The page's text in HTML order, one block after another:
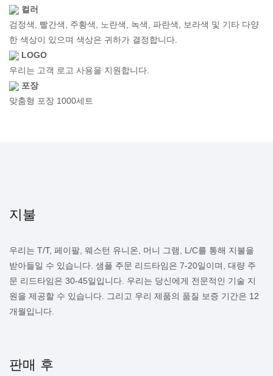
컬러
검정색, 빨간색, 주황색, 노란색, 녹색, 파란색, 보라색 및 기타 다양
한 색상이 있으며 색상은 귀하가 결정합니다.
LOGO
우리는 고객 로고 사용을 지원합니다.
포장
맞춤형 포장 1000세트
우리는 T/T, 페이팔, 웨스턴 유니온, 머니 그램, L/C를 통해 지불을
받아들일 수 있습니다. 샘플 주문 리드타임은 7-20일이며, 대량 주
문 리드타임은 30-45일입니다. 우리는 당신에게 전문적인 기술 지
원을 제공할 수 있습니다. 그리고 우리 제품의 품질 보증 기간은 12
개월입니다.